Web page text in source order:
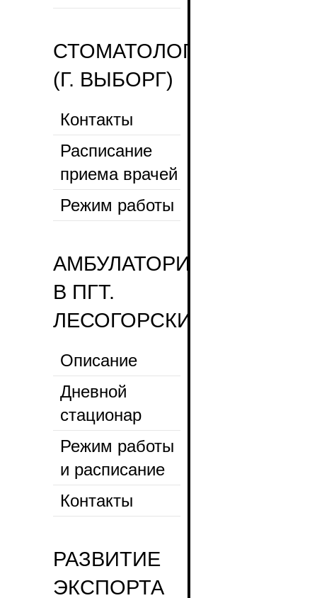
СТОМАТОЛОГИЧЕСКАЯ
(Г. ВЫБОРГ)
Контакты
Расписание
приема врачей
Режим работы
АМБУЛАТОРИЯ
В ПГТ.
ЛЕСОГОРСКИЙ
Описание
Дневной
стационар
Режим работы
и расписание
Контакты
РАЗВИТИЕ
ЭКСПОРТА